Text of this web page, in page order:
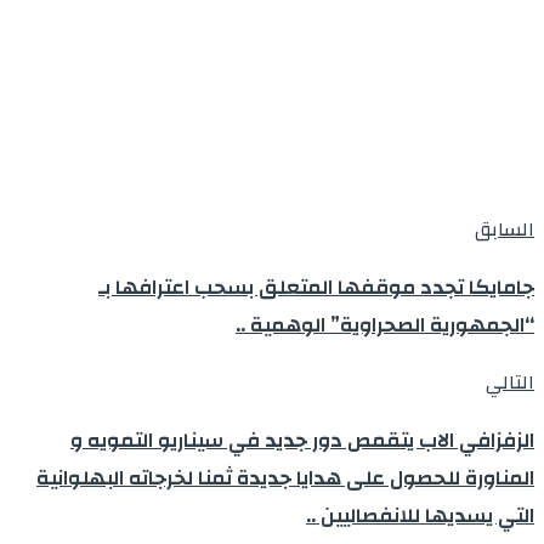
السابق
جامايكا تجدد موقفها المتعلق بسحب اعترافها بـ
“الجمهورية الصحراوية” الوهمية ..
التالي
الزفزافي الاب يتقمص دور جديد في سيناريو التمويه و
المناورة للحصول على هدايا جديدة ثمنا لخرجاته البهلوانية
التي يسديها للانفصاليين ..